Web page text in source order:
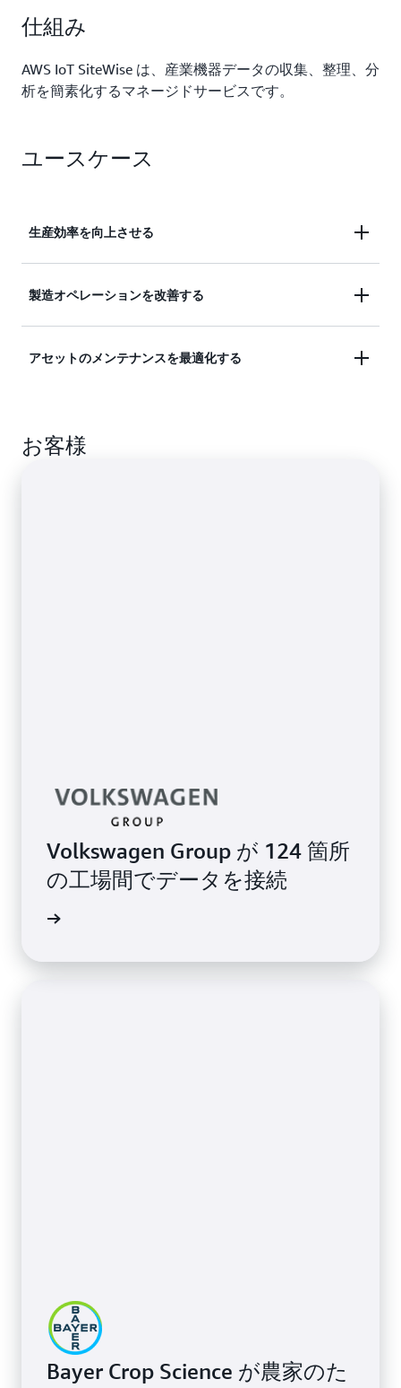
アプリケーションを構築します。
仕組み
AWS IoT SiteWise は、産業機器データの収集、整理、分
析を簡素化するマネージドサービスです。
ユースケース
生産効率を向上させる
ストリームを整理して、場所全体の効率を高めま
す。
製造オペレーションを改善する
ォーマンスメトリクスをモニタリングして、改善の
アセットのメンテナンスを最適化する
をより迅速に防止、検出、解決します。
お客様
Volkswagen Group が 124 箇所
の工場間でデータを接続
Bayer Crop Science が農家のた